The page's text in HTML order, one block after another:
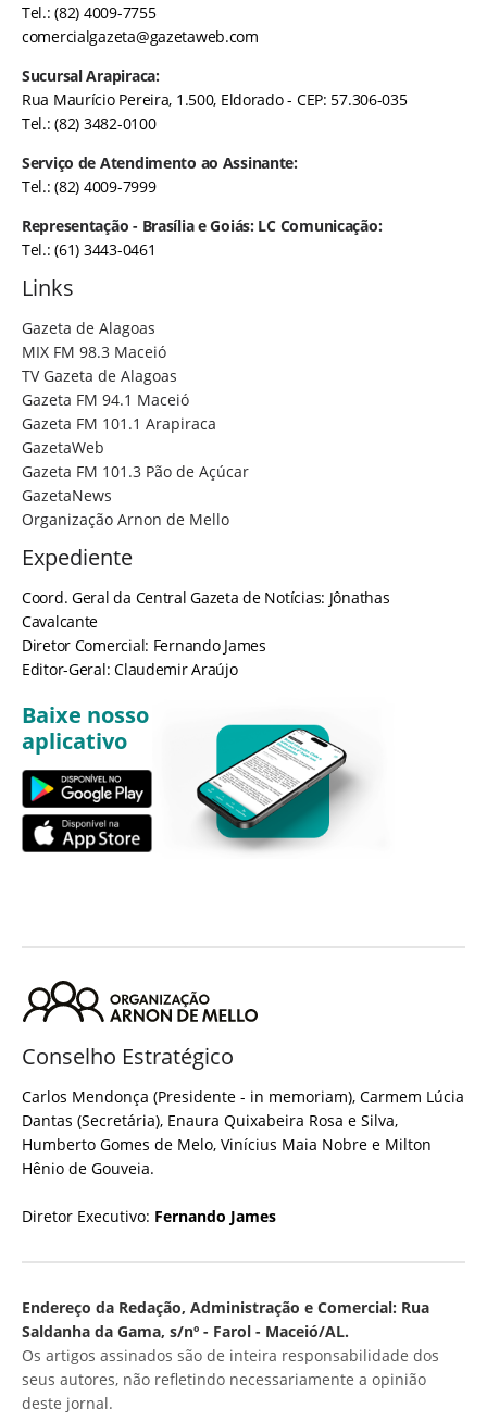
Tel.: (82) 4009-7755
comercialgazeta@gazetaweb.com
Sucursal Arapiraca:
Rua Maurício Pereira, 1.500, Eldorado - CEP: 57.306-035
Tel.: (82) 3482-0100
Serviço de Atendimento ao Assinante:
Tel.: (82) 4009-7999
Representação - Brasília e Goiás: LC Comunicação:
Tel.: (61) 3443-0461
Links
Gazeta de Alagoas
MIX FM 98.3 Maceió
TV Gazeta de Alagoas
Gazeta FM 94.1 Maceió
Gazeta FM 101.1 Arapiraca
GazetaWeb
Gazeta FM 101.3 Pão de Açúcar
GazetaNews
Organização Arnon de Mello
Expediente
Coord. Geral da Central Gazeta de Notícias: Jônathas
Cavalcante
Diretor Comercial: Fernando James
Editor-Geral: Claudemir Araújo
Baixe nosso
aplicativo
Conselho Estratégico
Carlos Mendonça (Presidente - in memoriam), Carmem Lúcia
Dantas (Secretária), Enaura Quixabeira Rosa e Silva,
Humberto Gomes de Melo, Vinícius Maia Nobre e Milton
Hênio de Gouveia.
Diretor Executivo: Fernando James
Endereço da Redação, Administração e Comercial: Rua
Saldanha da Gama, s/nº - Farol - Maceió/AL.
Os artigos assinados são de inteira responsabilidade dos
seus autores, não refletindo necessariamente a opinião
deste jornal.